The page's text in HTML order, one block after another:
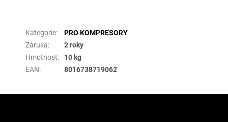
Kategorie:
PRO KOMPRESORY
Záruka:
2 roky
Hmotnost:
10 kg
EAN: 8016738719062